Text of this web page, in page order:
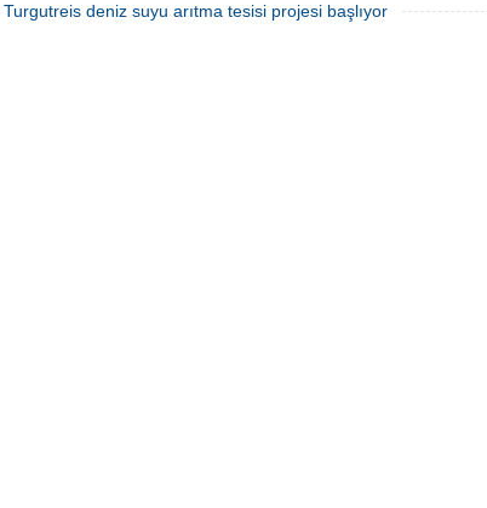
Turgutreis deniz suyu arıtma tesisi projesi başlıyor